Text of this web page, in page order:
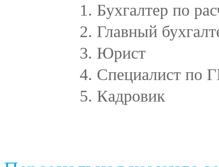
Бухгалтер по
Главный
Юрист
Специалист по
Кадровик